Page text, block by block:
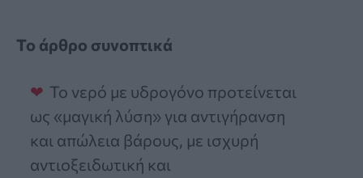
Το άρθρο συνοπτικά
Το νερό με υδρογόνο προτείνεται
ως «μαγική λύση» για αντιγήρανση
και απώλεια βάρους, με ισχυρή
αντιοξειδωτική και